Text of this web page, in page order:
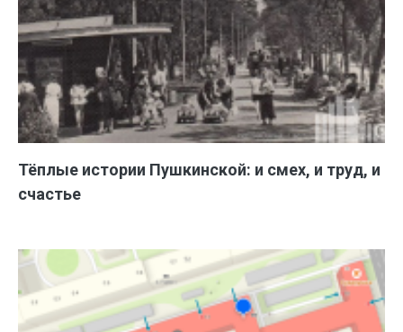
Тёплые истории Пушкинской: и смех, и труд, и
счастье